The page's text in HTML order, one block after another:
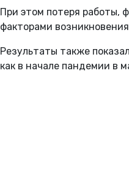
При этом потеря работы,
факторами
Результаты также
как в начале пандемии в